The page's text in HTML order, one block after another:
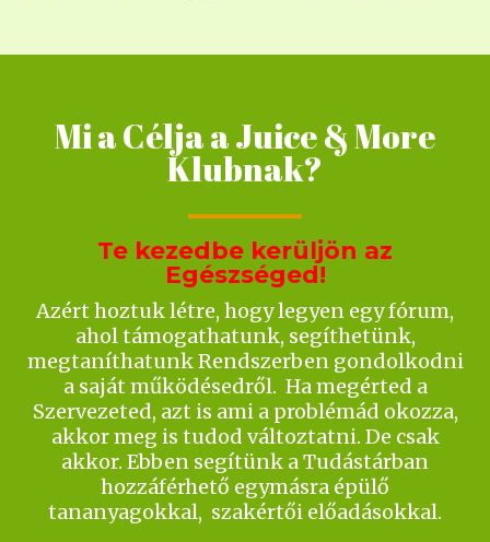
Mi a Célja a Juice & More
Klubnak?
Te kezedbe kerüljön az
Egészséged!
Azért hoztuk létre, hogy legyen egy fórum,
ahol támogathatunk, segíthetünk,
megtaníthatunk Rendszerben gondolkodni
a saját működésedről. Ha megérted a
Szervezeted, azt is ami a problémád okozza,
akkor meg is tudod változtatni. De csak
akkor. Ebben segítünk a Tudástárban
hozzáférhető egymásra épülő
tananyagokkal, szakértői előadásokkal.